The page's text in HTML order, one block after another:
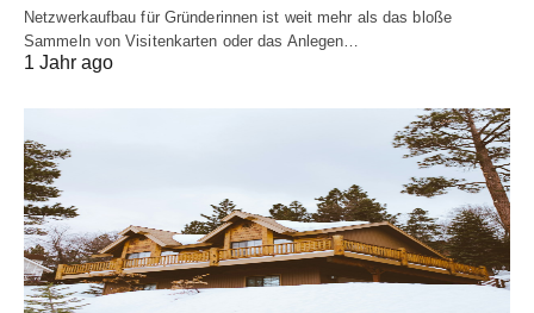
Netzwerkaufbau für Gründerinnen ist weit mehr als das bloße
Sammeln von Visitenkarten oder das Anlegen…
1 Jahr ago